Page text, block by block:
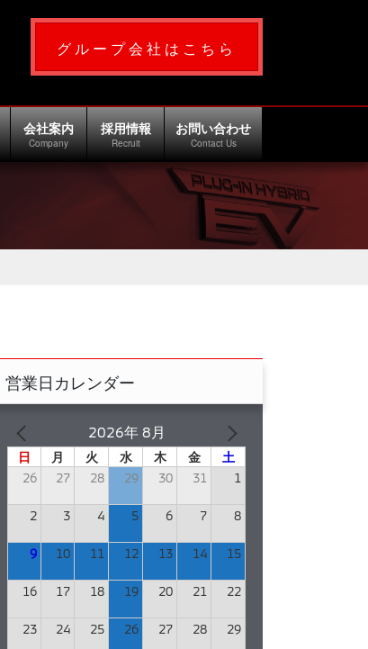
グループ会社はこちら
会社案内
Company
採用情報
Recruit
お問い合わせ
Contact Us
営業日カレンダー
2026年 8月
日 月 火 水 木 金
土
26
27 28 29 30 31 1
2 3 4 5 6 7 8
9 10 11 12 13 14 15
16 17 18 19 20 21 22
23 24 25 26 27 28 29